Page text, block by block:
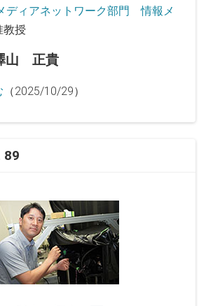
ディアネットワーク部門 情報メ
教授
山 正貴
（2025/10/29）
89